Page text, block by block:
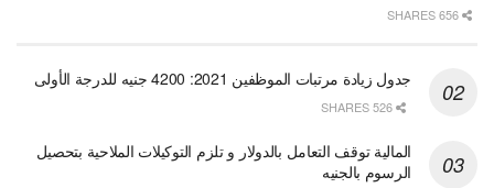
جدول زيادة مرتبات الموظفين 2021: 4200 جنيه للدرجة الأولى
المالية توقف التعامل بالدولار و تلزم التوكيلات الملاحية بتحصيل
الرسوم بالجنيه